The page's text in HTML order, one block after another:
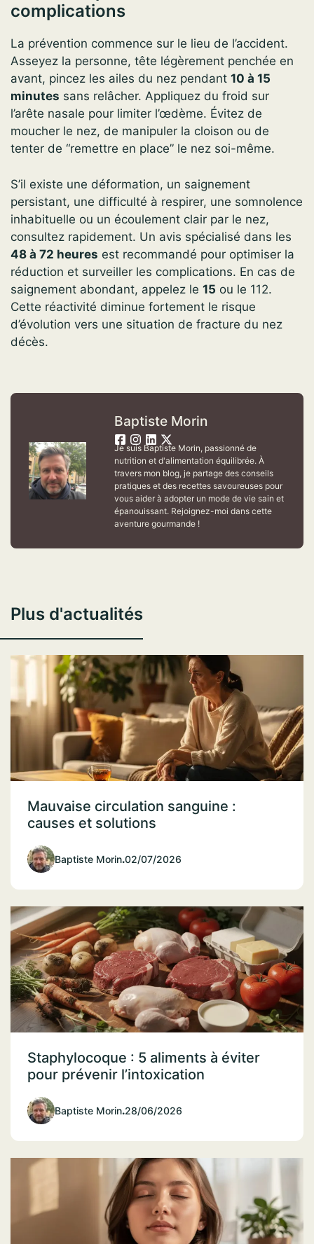
complications
La prévention commence sur le lieu de l’accident.
Asseyez la personne, tête légèrement penchée en
avant, pincez les ailes du nez pendant 10 à 15
minutes sans relâcher. Appliquez du froid sur
l’arête nasale pour limiter l’œdème. Évitez de
moucher le nez, de manipuler la cloison ou de
tenter de “remettre en place” le nez soi-même.
S’il existe une déformation, un saignement
persistant, une difficulté à respirer, une somnolence
inhabituelle ou un écoulement clair par le nez,
consultez rapidement. Un avis spécialisé dans les
48 à 72 heures est recommandé pour optimiser la
réduction et surveiller les complications. En cas de
saignement abondant, appelez le 15 ou le 112.
Cette réactivité diminue fortement le risque
d’évolution vers une situation de fracture du nez
décès.
Baptiste Morin
Je suis Baptiste Morin, passionné de
nutrition et d'alimentation équilibrée. À
travers mon blog, je partage des conseils
pratiques et des recettes savoureuses pour
vous aider à adopter un mode de vie sain et
épanouissant. Rejoignez-moi dans cette
aventure gourmande !
Plus d'actualités
Mauvaise circulation sanguine :
causes et solutions
Baptiste Morin.02/07/2026
Staphylocoque : 5 aliments à éviter
pour prévenir l’intoxication
Baptiste Morin.28/06/2026